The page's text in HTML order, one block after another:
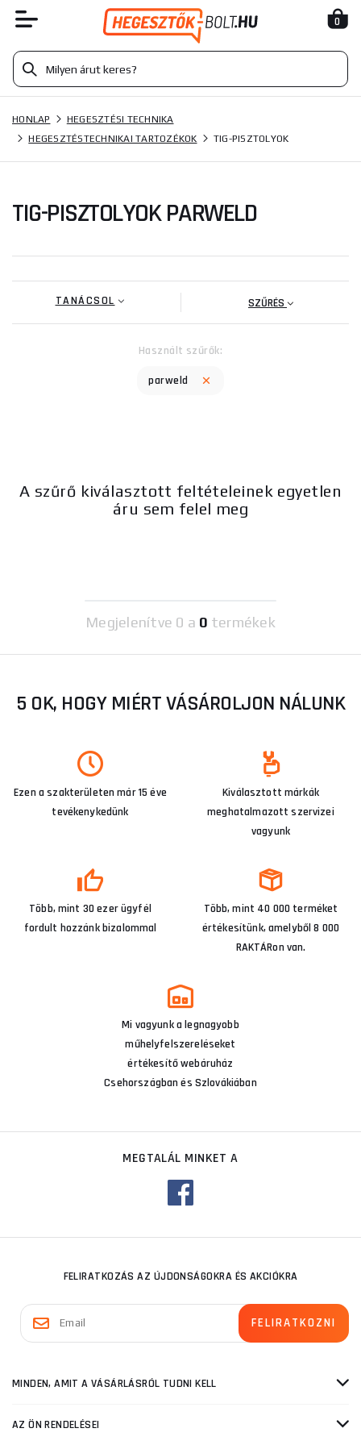
0
HONLAP
HEGESZTÉSI TECHNIKA
HEGESZTÉSTECHNIKAI TARTOZÉKOK
TIG-PISZTOLYOK
TIG-PISZTOLYOK PARWELD
TANÁCSOL SZŰRÉS
Használt szűrők:
parweld
A szűrő kiválasztott feltételeinek egyetlen
áru sem felel meg
Megjelenítve 0 a 0 termékek
5 OK, HOGY MIÉRT VÁSÁROLJON NÁLUNK
Ezen a szakterületen már 15 éve
tevékenykedünk
Kiválasztott márkák
meghatalmazott szervizei
vagyunk
Több, mint 30 ezer ügyfél
fordult hozzánk bizalommal
Több, mint 40 000 terméket
értékesítünk, amelyből 8 000
RAKTÁRon van.
Mi vagyunk a legnagyobb
műhelyfelszereléseket
értékesítő webáruház
Csehországban és Szlovákiában
MEGTALÁL MINKET A
FELIRATKOZÁS AZ ÚJDONSÁGOKRA ÉS AKCIÓKRA
MINDEN, AMIT A VÁSÁRLÁSRÓL TUDNI KELL
AZ ÖN RENDELÉSEI